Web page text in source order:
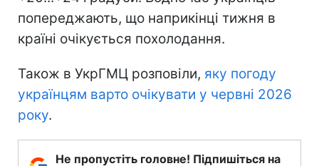
попереджають, що наприкінці тижня в
країні очікується похолодання.
Також в УкрГМЦ розповіли, яку погоду
українцям варто очікувати у червні 2026
року.
Не пропустіть головне! Підпишіться на